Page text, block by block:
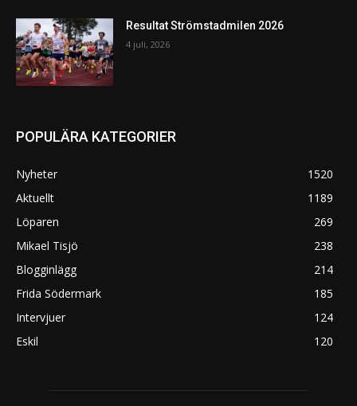
Resultat Strömstadmilen 2026
4 juli, 2026
POPULÄRA KATEGORIER
Nyheter
1520
Aktuellt
1189
Löparen
269
Mikael Tisjö
238
Blogginlägg
214
Frida Södermark
185
Intervjuer
124
Eskil
120